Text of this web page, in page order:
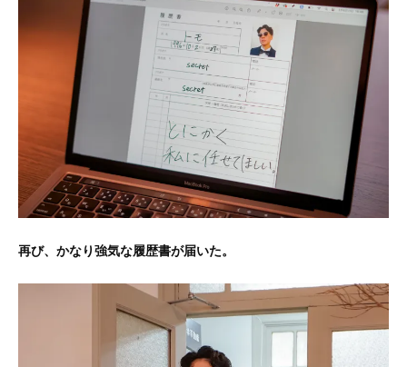
再び、かなり強気な履歴書が届いた。